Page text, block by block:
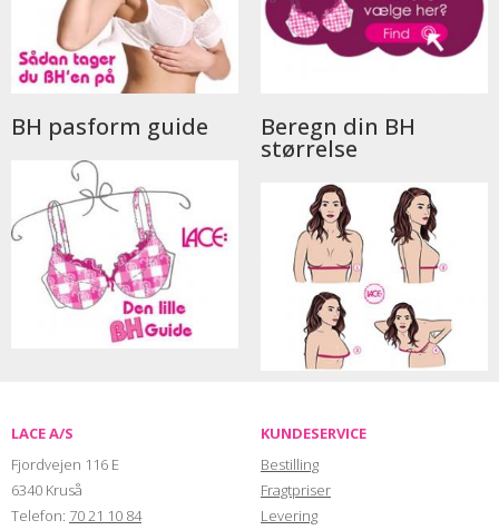
BH pasform guide Beregn din BH
størrelse
LACE A/S
Fjordvejen 116 E
6340 Kruså
Telefon: 70 21 10 84
KUNDESERVICE
Bestilling
Fragtpriser
Levering